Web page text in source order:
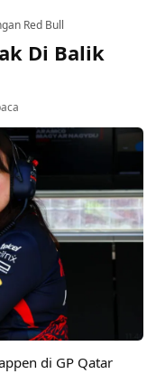
Red Bull
Di Balik
di GP Qatar